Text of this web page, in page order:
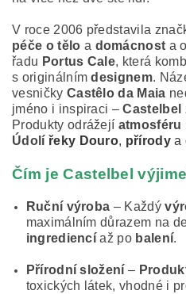
V roce 2006 představila
péče o tělo a domácnost a
řadu Portus Cale, která
s originálnímdesignem.
vesničky Castêlo da Maia
jméno i inspiraci –Castelbel
Produkty odrážejí atmosféru
Údolí řeky Douro, přírody a
Čím je Castelbel
Ruční výroba – Každý
maximálním důrazem na
ingrediencí až po balení.
Přírodní složení –
toxických látek, vhodné i